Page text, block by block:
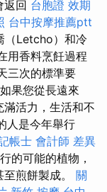
返回 台胞證 效期
台中按摩推薦ptt
（Letcho）和冷
用香料烹飪過程
三次的標準要
果您從長遠來
活力，生活和不
人是今年舉行
帳士 會計師 差異
的可能的植物，
煎餅製成。 關